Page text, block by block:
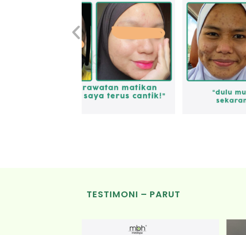
TESTIMONI – PARUT